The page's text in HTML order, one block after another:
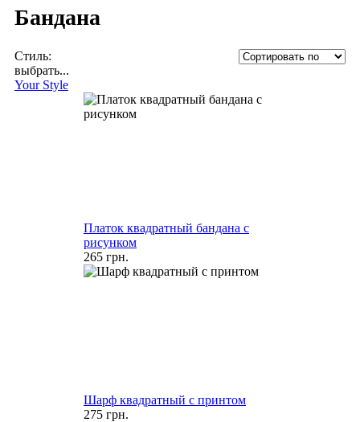
Бандана
Стиль:
выбрать...
Your Style
Платок квадратный бандана с
рисунком
265 грн.
Шарф квадратный с принтом
275 грн.